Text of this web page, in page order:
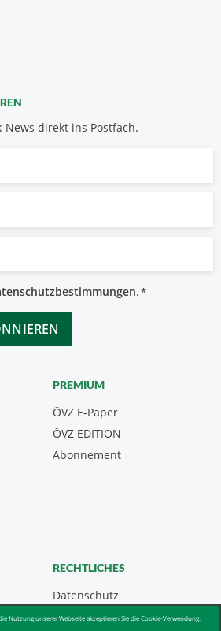
Nutzung unserer Webseite akzeptieren Sie die Cookie-Verwendung.
News direkt ins Postfach.
.*
PREMIUM
ÖVZ E-Paper
Abonnement
ÖVZ EDITION
RECHTLICHES
Datenschutz
Impressum